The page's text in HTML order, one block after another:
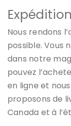
Nous rendons
possible. Vous
dans notre
pouvez
en ligne et
proposons de
Canada et à